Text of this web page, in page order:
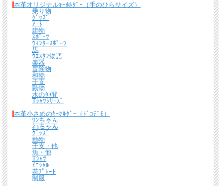
・漢字不可、ひらがな・カタカナ・英数字で6文字まで
・メガネ小物スタンドのみ15文字まで
・ご注文後の名入れの追加・変更、また返品は不可
詳しくはこちらから
手描きで革を焦がしながら名入れをするため文字は均一なものにならず、焦げた部
分は少し凹凸ができます。あなただけの革小物に。
ギフトラッピングについて
本革オリジナルｷｰﾎﾙﾀﾞｰ（手のひらサイズ）
乗り物
ｸﾞｯｽﾞ
ｱｰﾄ
建物
ｽﾎﾟｰﾂ
ｳｨﾝﾀｰｽﾎﾟｰﾂ
馬
ｳｴｽﾀﾝ物語
楽器
冒険物
和物
干支
動物
水の仲間
Tｼｬﾂｼﾘｰｽﾞ
本革小さめのｷｰﾎﾙﾀﾞｰ（ﾄﾞｺﾃﾞﾓ）
ﾜﾝちゃん
ﾈｺちゃん
ｸﾞｯｽﾞ
動物
干支・他
魚・他
Tｼｬﾂ
ｲﾆｼｬﾙ
花ﾌﾟﾚｰﾄ
制服